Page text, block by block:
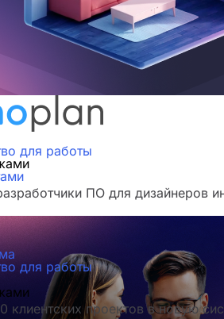
для работы
ПО для дизайнеров
для работы
клиентских проектов в новую